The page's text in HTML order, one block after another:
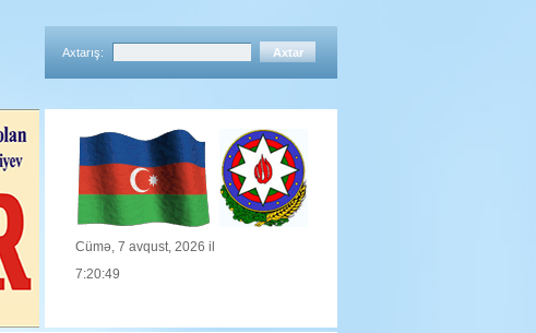
Axtarış:
Cümə, 7 avqust, 2026 il
7:20:50